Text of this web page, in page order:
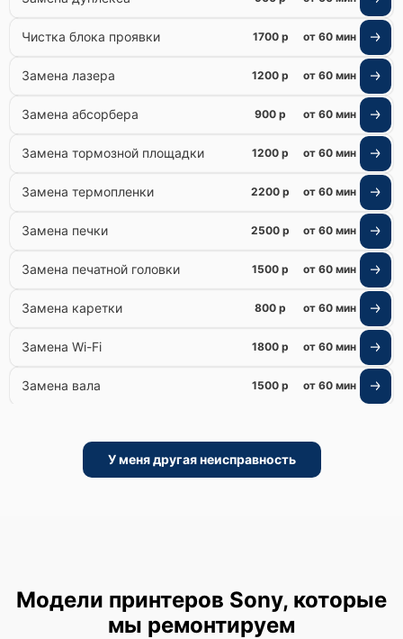
Чистка блока проявки 1700 р от 60 мин
Замена лазера 1200 р от 60 мин
Замена абсорбера 900 р от 60 мин
Замена тормозной площадки 1200 р от 60 мин
Замена термопленки 2200 р от 60 мин
Замена печки 2500 р от 60 мин
Замена печатной головки 1500 р от 60 мин
Замена каретки 800 р от 60 мин
Замена Wi-Fi 1800 р от 60 мин
Замена вала 1500 р от 60 мин
У меня другая неисправность
Модели принтеров Sony, которые
мы ремонтируем